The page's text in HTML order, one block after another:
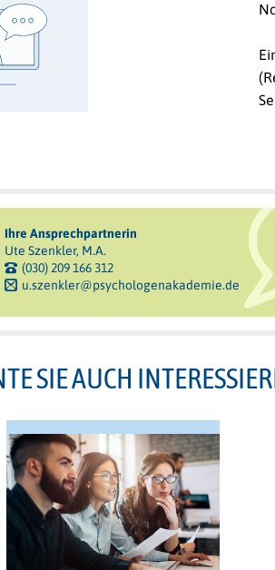
Ihre Ansprechpartnerin
Ute Szenkler, M.A.
(030) 209 166 312
u.szenkler@psychologenakademie.de
SIE AUCH